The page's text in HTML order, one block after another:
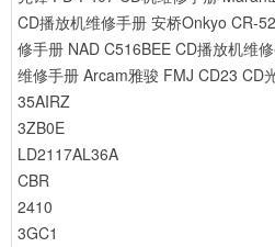
CD播放机维修手册 安桥Onkyo CR-
修手册 NAD C516BEE CD播放机维
维修手册 Arcam雅骏 FMJ CD23 CD
35AIRZ
3ZB0E
LD2117AL36A
CBR
2410
3GC1